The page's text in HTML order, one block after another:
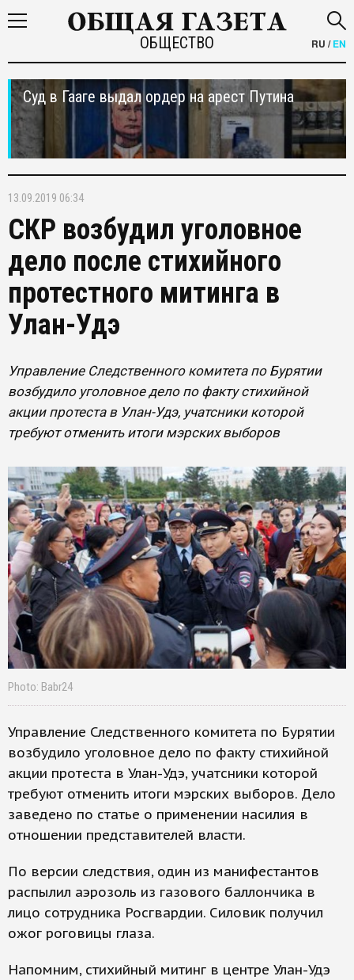
ОБЩЕСТВО RU /EN
Суд в Гааге выдал ордер на арест Путина
13.09.2019 06:34
СКР возбудил уголовное
дело после стихийного
протестного митинга в
Улан-Удэ
Управление Следственного комитета по Бурятии
возбудило уголовное дело по факту стихийной
акции протеста в Улан-Удэ, учатсники которой
требуют отменить итоги мэрских выборов
Photo: Babr24
Управление Следственного комитета по Бурятии
возбудило уголовное дело по факту стихийной
акции протеста в Улан-Удэ, учатсники которой
требуют отменить итоги мэрских выборов. Дело
заведено по статье о применении насилия в
отношении представителей власти.
По версии следствия, один из манифестантов
распылил аэрозоль из газового баллончика в
лицо сотрудника Росгвардии. Силовик получил
ожог роговицы глаза.
Напомним, стихийный митинг в центре Улан-Удэ